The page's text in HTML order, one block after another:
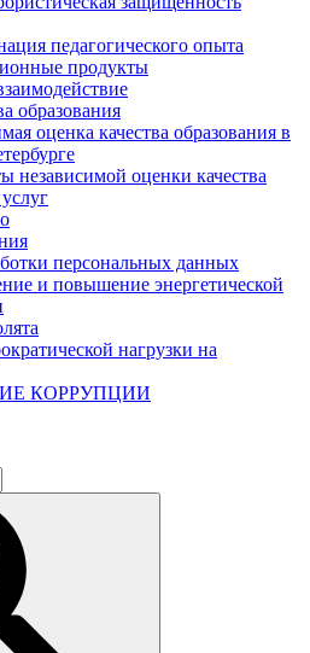
педагогического опыта
продукты
образования
оценка качества образования в
независимой оценки качества
персональных данных
и повышение энергетической
нагрузки на
КОРРУПЦИИ